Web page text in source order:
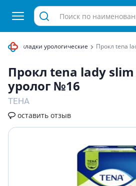
Прокладки урологические Прокл tena
Прокл tena lady
уролог №16
ТЕНА
оставить отзыв